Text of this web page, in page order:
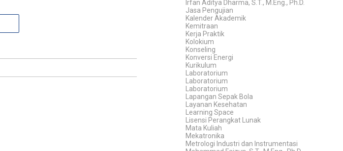
Irfan Aditya Dharma, S.T., M.Eng., Ph.D.
Jasa Pengujian
Kalender Akademik
Kemitraan
Kerja Praktik
Kolokium
Konseling
Konversi Energi
Kurikulum
Laboratorium
Laboratorium
Laboratorium
Lapangan Sepak Bola
Layanan Kesehatan
Learning Space
Lisensi Perangkat Lunak
Mata Kuliah
Mekatronika
Metrologi Industri dan Instrumentasi